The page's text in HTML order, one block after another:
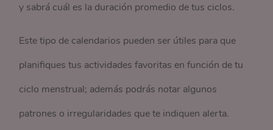
y sabrá cuál es la duración promedio de tus ciclos.
Este tipo de calendarios pueden ser útiles para que
planifiques tus actividades favoritas en función de tu
ciclo menstrual; además podrás notar algunos
patrones o irregularidades que te indiquen alerta.